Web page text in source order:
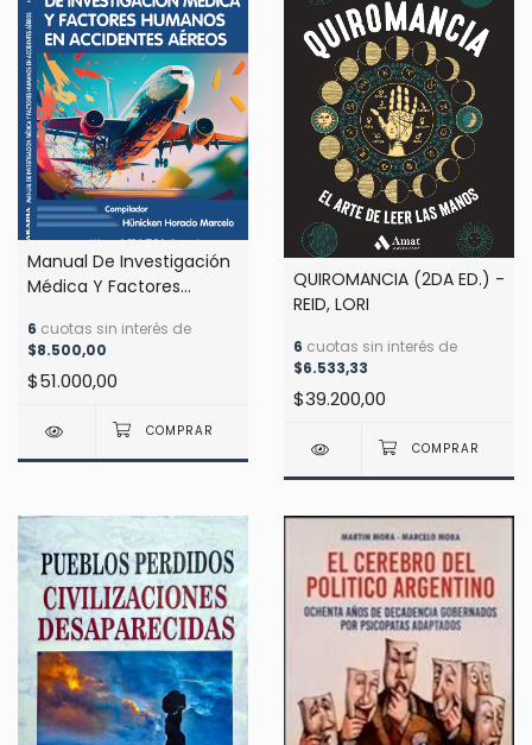
Manual De Investigación
Médica Y Factores
Aéreos - Hunicken
6 cuotas sin interés de
$8.500,00
$51.000,00
QUIROMANCIA (2DA ED.) -
REID, LORI
6 cuotas sin interés de
$6.533,33
$39.200,00